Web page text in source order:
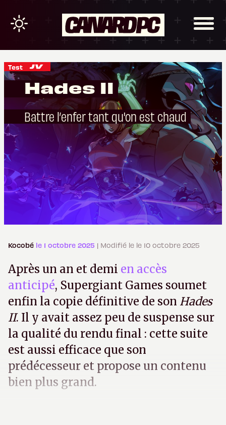
Test
Hades II
Battre l’enfer tant qu'on est chaud
Kocobé le 1 octobre 2025 | Modifié le le 10 octobre 2025
Après un an et demi en accès
anticipé, Supergiant Games soumet
enfin la copie définitive de son Hades
II. Il y avait assez peu de suspense sur
la qualité du rendu final : cette suite
est aussi efficace que son
prédécesseur et propose un contenu
bien plus grand.